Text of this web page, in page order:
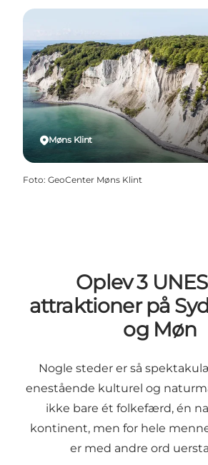
Møns Klint
Foto: GeoCenter Møns Klint
Oplev 3
attraktioner på
og Møn
Nogle steder er så
enestående kulturel og
ikke bare ét folkefærd, én
kontinent, men for hele
er med andre ord